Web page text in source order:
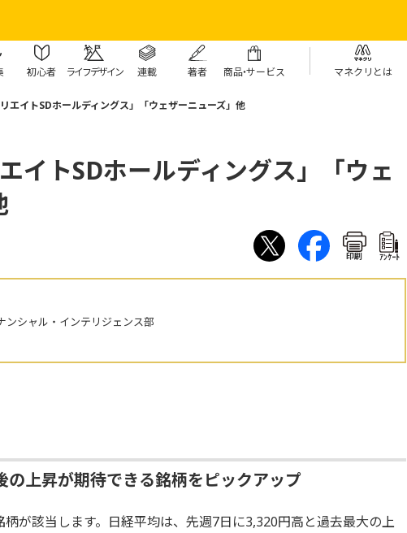
初心者 ライフデザイン 連載 著者 商品・サービス マネクリとは
エイトSDホールディングス」「ウェザーニューズ」他
イトSDホールディングス」「ウェ
印刷 ｱﾝｹｰﾄ
ンシャル・インテリジェンス部
の上昇が期待できる銘柄をピックアップ
が該当します。日経平均は、先週7日に3,320円高と過去最大の上